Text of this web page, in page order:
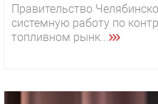
Правительство
системную работу по
топливном рынк...